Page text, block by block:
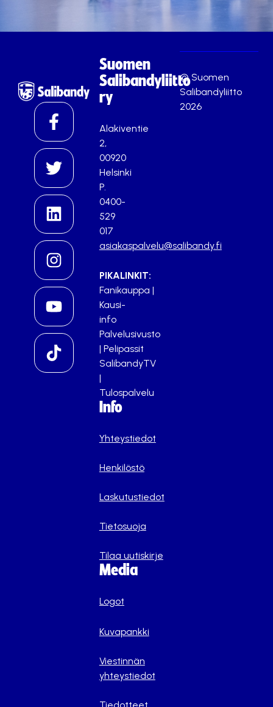
Suomen
Salibandyliitto
ry
Alakiventie
2,
00920
Helsinki
P.
0400-
529
017
asiakaspalvelu@salibandy.fi
PIKALINKIT:
Fanikauppa |
Kausi-
info
Palvelusivusto
| Pelipassit
SalibandyTV
|
Tulospalvelu
Info
Yhteystiedot
Henkilöstö
Laskutustiedot
Tietosuoja
Tilaa uutiskirje
Media
Logot
Kuvapankki
Viestinnän
yhteystiedot
Tiedotteet
© Suomen
Salibandyliitto
2026